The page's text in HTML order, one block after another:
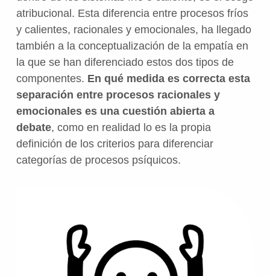
atribucional. Esta diferencia entre procesos fríos
y calientes, racionales y emocionales, ha llegado
también a la conceptualización de la empatía en
la que se han diferenciado estos dos tipos de
componentes. En qué medida es correcta esta
separación entre procesos racionales y
emocionales es una cuestión abierta a
debate, como en realidad lo es la propia
definición de los criterios para diferenciar
categorías de procesos psíquicos.